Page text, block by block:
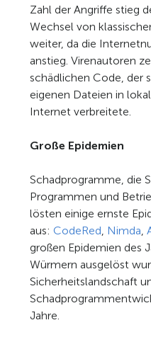
Zahl der Angriffe stieg
Wechsel von
weiter, da die
anstieg. Virenautoren
schädlichen Code, der
eigenen Dateien in
Internet verbreitete.
Große Epidemien
Schadprogramme, die
Programmen und
lösten einige ernste
aus:CodeRed, Nimda,
großen Epidemien des
Würmern ausgelöst
Sicherheitslandschaft
Jahre.